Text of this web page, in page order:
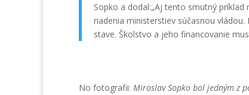
Sopko a dodal:„Aj tento smutný
riadenia ministerstiev súčasnou
stave. Školstvo a jeho financovanie
No fotografii: Miroslav Sopko bol jedným z